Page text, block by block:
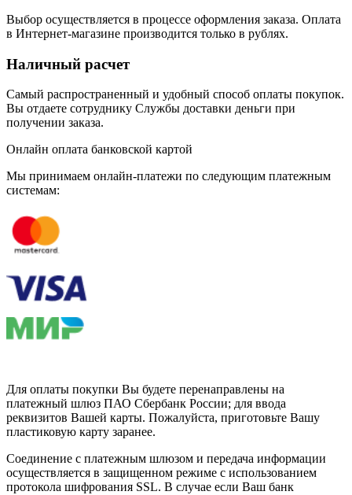
Выбор осуществляется в процессе оформления заказа. Оплата
в Интернет-магазине производится только в рублях.
Наличный расчет
Самый распространенный и удобный способ оплаты покупок.
Вы отдаете сотруднику Службы доставки деньги при
получении заказа.
Онлайн оплата банковской картой
Мы принимаем онлайн-платежи по cледующим платежным
системам:
Для оплаты покупки Вы будете перенаправлены на
платежный шлюз ПАО Сбербанк России; для ввода
реквизитов Вашей карты. Пожалуйста, приготовьте Вашу
пластиковую карту заранее.
Соединение с платежным шлюзом и передача информации
осуществляется в защищенном режиме с использованием
протокола шифрования SSL. В случае если Ваш банк